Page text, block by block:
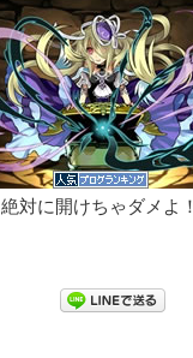
絶対に開けちゃダメよ！